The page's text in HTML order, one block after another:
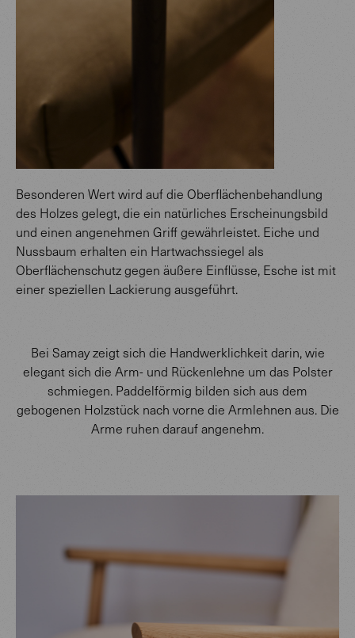
Besonderen Wert wird auf die Oberflächenbehandlung
des Holzes gelegt, die ein natürliches Erscheinungsbild
und einen angenehmen Griff gewährleistet. Eiche und
Nussbaum erhalten ein Hartwachssiegel als
Oberflächenschutz gegen äußere Einflüsse, Esche ist mit
einer speziellen Lackierung ausgeführt.
Bei Samay zeigt sich die Handwerklichkeit darin, wie
elegant sich die Arm- und Rückenlehne um das Polster
schmiegen. Paddelförmig bilden sich aus dem
gebogenen Holzstück nach vorne die Armlehnen aus. Die
Arme ruhen darauf angenehm.